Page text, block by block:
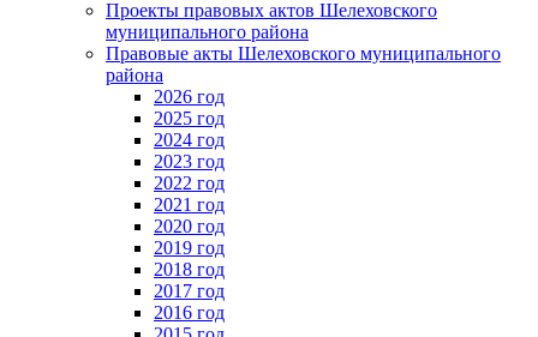
Проекты правовых актов Шелеховского
муниципального района
Правовые акты Шелеховского муниципального
района
2026 год
2025 год
2024 год
2023 год
2022 год
2021 год
2020 год
2019 год
2018 год
2017 год
2016 год